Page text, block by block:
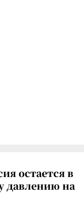
остается в
давлению на